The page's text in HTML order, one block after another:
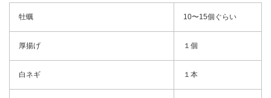
牡蠣 10〜15個ぐらい
厚揚げ １個
白ネギ １本